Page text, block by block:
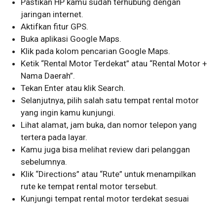
jaringan internet.
Aktifkan fitur GPS.
Buka aplikasi Google Maps.
Klik pada kolom pencarian Google Maps.
Ketik “Rental Motor Terdekat” atau “Rental Motor +
Nama Daerah”.
Tekan Enter atau klik Search.
Selanjutnya, pilih salah satu tempat rental motor
yang ingin kamu kunjungi.
Lihat alamat, jam buka, dan nomor telepon yang
tertera pada layar.
Kamu juga bisa melihat review dari pelanggan
sebelumnya.
Klik “Directions” atau “Rute” untuk menampilkan
rute ke tempat rental motor tersebut.
Kunjungi tempat rental motor terdekat sesuai